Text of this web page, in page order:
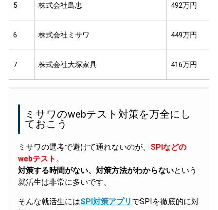
5 株式会社島忠 492万円
6 株式会社ミサワ 449万円
7 株式会社大塚家具 416万円
ミサワのwebテスト対策を万全にし
ておこう
ミサワの選考で避けて通れないのが、 SPIなどの
webテスト 。
対策する時間がない、対策方法がわからないという
就活生は非常に多いです。
そんな就活生にはSPI対策アプリ でSPIを徹底的に対